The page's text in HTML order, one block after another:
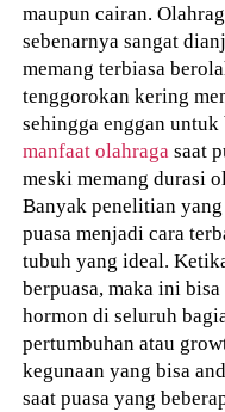
maupun cairan.
sebenarnya sangat
memang terbiasa
tenggorokan kering
sehingga enggan
manfaat olahraga saat
meski memang durasi
Banyak penelitian
puasa menjadi cara
tubuh yang ideal.
berpuasa, maka ini
hormon di seluruh
pertumbuhan atau
kegunaan yang bisa
saat puasa yang